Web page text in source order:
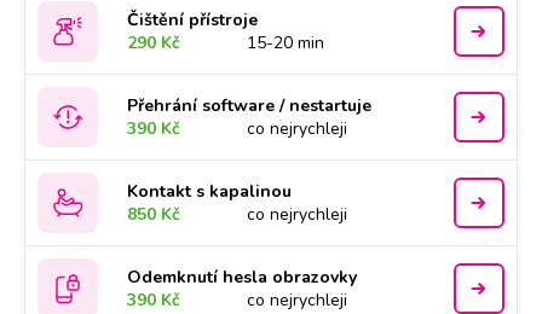
Čištění přístroje
290 Kč
15-20 min
Přehrání software / nestartuje
390 Kč
co nejrychleji
Kontakt s kapalinou
850 Kč
co nejrychleji
Odemknutí hesla obrazovky
390 Kč
co nejrychleji